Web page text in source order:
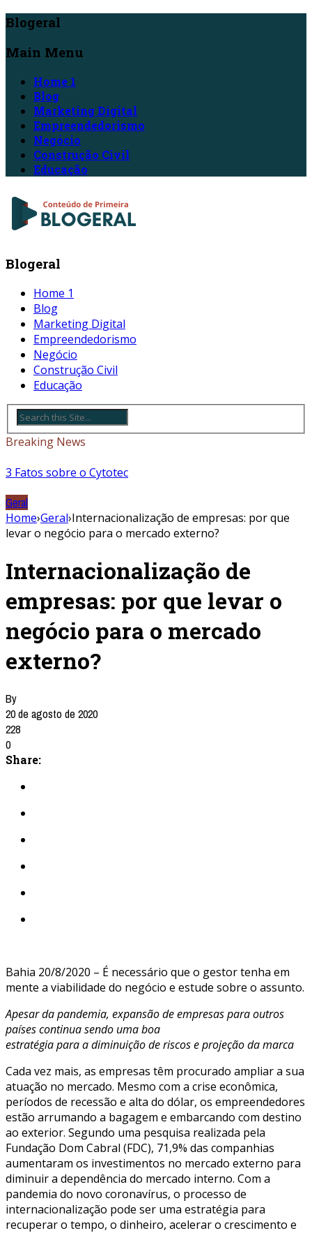
Blogeral
Main Menu
Home 1
Blog
Marketing Digital
Empreendedorismo
Negócio
Construção Civil
Educação
Blogeral
Home 1
Blog
Marketing Digital
Empreendedorismo
Negócio
Construção Civil
Educação
Breaking News
3 Fatos sobre o Cytotec
Geral
Home›Geral›Internacionalização de empresas: por que
levar o negócio para o mercado externo?
Internacionalização de
empresas: por que levar o
negócio para o mercado
externo?
By
20 de agosto de 2020
228
0
Share:
Bahia 20/8/2020 – É necessário que o gestor tenha em
mente a viabilidade do negócio e estude sobre o assunto.
Apesar da pandemia, expansão de empresas para outros
países continua sendo uma boa
estratégia para a diminuição de riscos e projeção da marca
Cada vez mais, as empresas têm procurado ampliar a sua
atuação no mercado. Mesmo com a crise econômica,
períodos de recessão e alta do dólar, os empreendedores
estão arrumando a bagagem e embarcando com destino
ao exterior. Segundo uma pesquisa realizada pela
Fundação Dom Cabral (FDC), 71,9% das companhias
aumentaram os investimentos no mercado externo para
diminuir a dependência do mercado interno. Com a
pandemia do novo coronavírus, o processo de
internacionalização pode ser uma estratégia para
recuperar o tempo, o dinheiro, acelerar o crescimento e